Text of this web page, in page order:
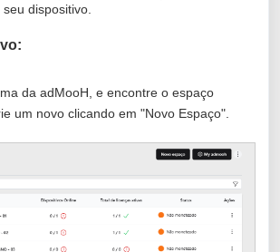
dispositivo.
da adMooH, e encontre o espaço
um novo clicando em "Novo Espaço".